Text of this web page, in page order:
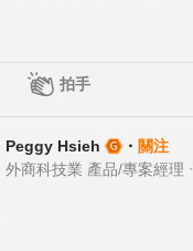
拍手
Peggy Hsieh ・ 關注
外商科技業 產品/專案經理 ・